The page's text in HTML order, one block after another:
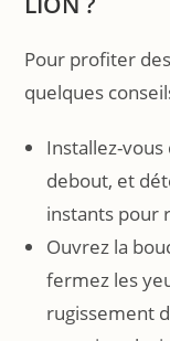
Pour profiter
quelques
Installez-vous
debout, et
instants pour
Ouvrez la
fermez les
rugissement